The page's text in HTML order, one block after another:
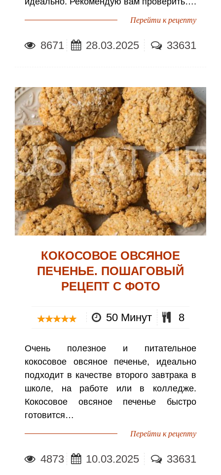
Перейти к рецепту
8671 28.03.2025 33631
КОКОСОВОЕ ОВСЯНОЕ
ПЕЧЕНЬЕ. ПОШАГОВЫЙ
РЕЦЕПТ С ФОТО
50 Минут 8
Очень полезное и питательное
кокосовое овсяное печенье, идеально
подходит в качестве второго завтрака в
школе, на работе или в колледже.
Кокосовое овсяное печенье быстро
готовится…
Перейти к рецепту
4873 10.03.2025 33631